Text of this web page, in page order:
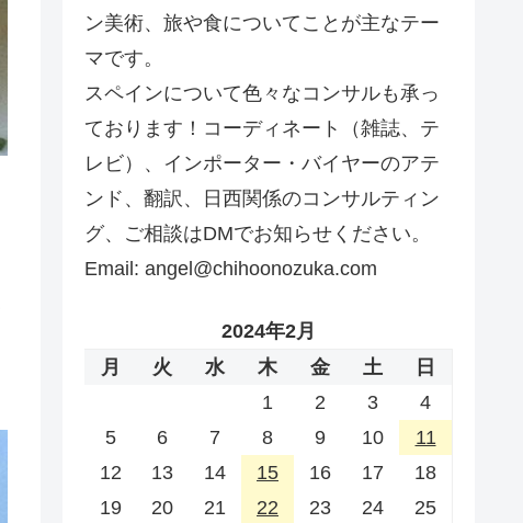
ン美術、旅や食についてことが主なテー
マです。
スペインについて色々なコンサルも承っ
ております！コーディネート（雑誌、テ
レビ）、インポーター・バイヤーのアテ
ンド、翻訳、日西関係のコンサルティン
グ、ご相談はDMでお知らせください。
Email: angel@chihoonozuka.com
2024年2月
月
火 水 木 金 土
日
1
2 3
4
5
6 7 8 9 10
11
12
13 14 15 16 17
18
19
20 21 22 23 24
25